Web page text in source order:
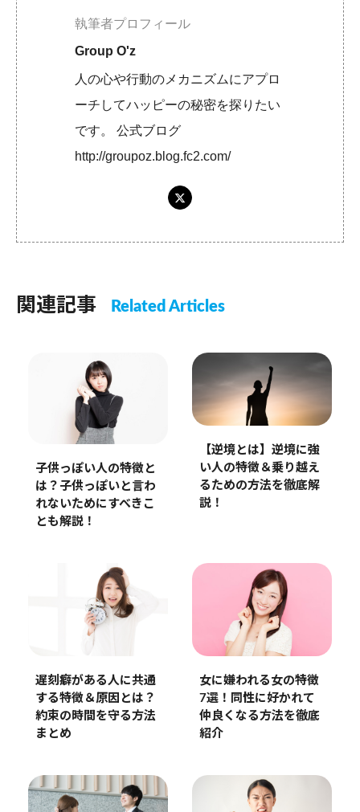
執筆者プロフィール
Group O'z
人の心や行動のメカニズムにアプロ
ーチしてハッピーの秘密を探りたい
です。 公式ブログ
http://groupoz.blog.fc2.com/
関連記事 Related Articles
子供っぽい人の特徴と
は？子供っぽいと言わ
れないためにすべきこ
とも解説！
【逆境とは】逆境に強
い人の特徴＆乗り越え
るための方法を徹底解
説！
遅刻癖がある人に共通
する特徴＆原因とは？
約束の時間を守る方法
まとめ
女に嫌われる女の特徴
7選！同性に好かれて
仲良くなる方法を徹底
紹介